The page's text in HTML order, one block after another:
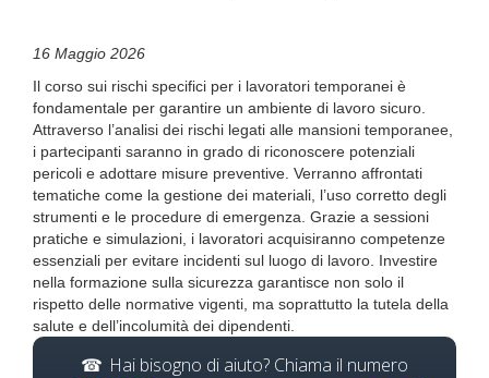
16 Maggio 2026
Il corso sui rischi specifici per i lavoratori temporanei è
fondamentale per garantire un ambiente di lavoro sicuro.
Attraverso l’analisi dei rischi legati alle mansioni temporanee,
i partecipanti saranno in grado di riconoscere potenziali
pericoli e adottare misure preventive. Verranno affrontati
tematiche come la gestione dei materiali, l’uso corretto degli
strumenti e le procedure di emergenza. Grazie a sessioni
pratiche e simulazioni, i lavoratori acquisiranno competenze
essenziali per evitare incidenti sul luogo di lavoro. Investire
nella formazione sulla sicurezza garantisce non solo il
rispetto delle normative vigenti, ma soprattutto la tutela della
salute e dell’incolumità dei dipendenti.
Hai bisogno di aiuto? Chiama il numero